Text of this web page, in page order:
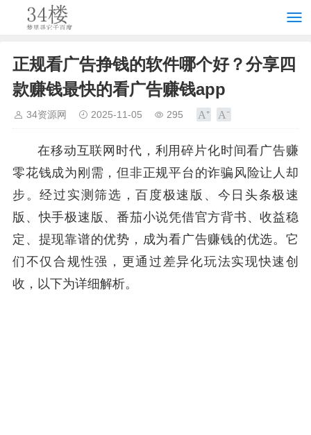
正规看广告挣钱的软件哪个好？分享四
款赚钱最快的看广告赚钱app
34资源网 2025-11-05 295
在移动互联网时代，利用碎片化时间看广告赚
零花钱成为刚需，但非正规平台的诈骗风险让人却
步。经过实测筛选，百度极速版、今日头条极速
版、快手极速版、番茄小说凭借官方背书、收益稳
定、提现靠谱的优势，成为看广告赚钱的优选。它
们不仅合规性强，更通过差异化玩法实现快速创
收，以下为详细解析。